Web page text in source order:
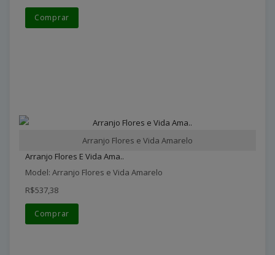
Comprar
Arranjo Flores e Vida Amarelo
Arranjo Flores E Vida Ama..
Model: Arranjo Flores e Vida Amarelo
R$537,38
Comprar